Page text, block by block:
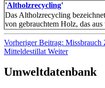
'Altholzrecycling'
Das Altholzrecycling
von gebrauchtem Holz, das aus
Vorheriger Beitrag: Missbrauch
Mitteldestillat Weiter
Umweltdatenbank